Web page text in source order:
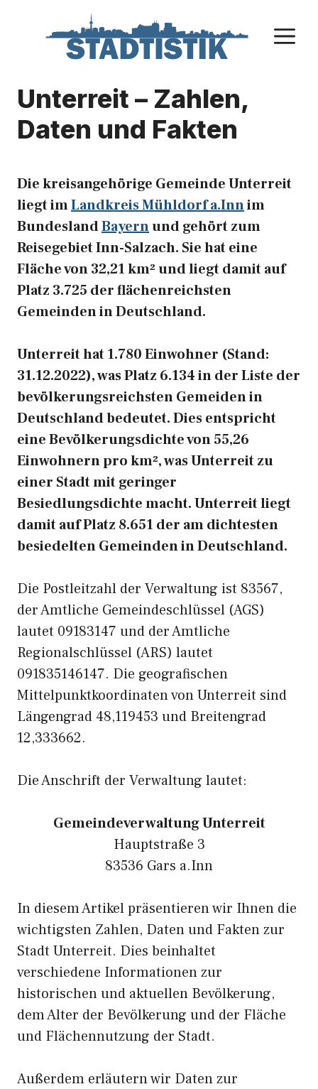
Unterreit – Zahlen,
Daten und Fakten
Die kreisangehörige Gemeinde Unterreit
liegt imLandkreis Mühldorf a.Innim
BundeslandBayernund gehört zum
Reisegebiet Inn-Salzach. Sie hat eine
Fläche von 32,21 km² und liegt damit auf
Platz 3.725 der flächenreichsten
Gemeinden in Deutschland.
Unterreit hat 1.780 Einwohner (Stand:
31.12.2022), was Platz 6.134 in der Liste der
bevölkerungsreichsten Gemeiden in
Deutschland bedeutet. Dies entspricht
eine Bevölkerungsdichte von 55,26
Einwohnern pro km², was Unterreit zu
einer Stadt mit geringer
Besiedlungsdichte macht. Unterreit liegt
damit auf Platz 8.651 der am dichtesten
besiedelten Gemeinden in Deutschland.
Die Postleitzahl der Verwaltung ist 83567,
der Amtliche Gemeindeschlüssel (AGS)
lautet 09183147 und der Amtliche
Regionalschlüssel (ARS) lautet
091835146147. Die geografischen
Mittelpunktkoordinaten von Unterreit sind
Längengrad 48,119453 und Breitengrad
12,333662.
Die Anschrift der Verwaltung lautet:
Gemeindeverwaltung Unterreit
Hauptstraße 3
83536 Gars a.Inn
In diesem Artikel präsentieren wir Ihnen die
wichtigsten Zahlen, Daten und Fakten zur
Stadt Unterreit. Dies beinhaltet
verschiedene Informationen zur
historischen und aktuellen Bevölkerung,
dem Alter der Bevölkerung und der Fläche
und Flächennutzung der Stadt.
Außerdem erläutern wir Daten zur